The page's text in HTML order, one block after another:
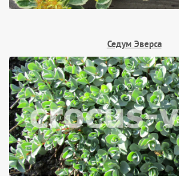
Седум Эверса